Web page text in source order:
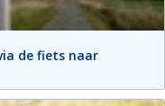
de fiets naar